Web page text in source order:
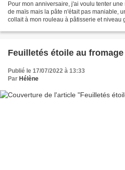
Pour mon anniversaire, j'ai voulu tenter
de maïs mais la pâte n'était pas maniable,
collait à mon rouleau à pâtisserie et niveau
Feuilletés étoile au fromage
Publié le 17/07/2022 à 13:33
Par Hélène